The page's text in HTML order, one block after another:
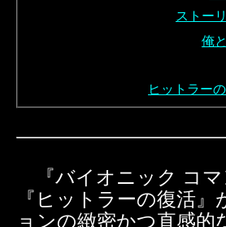
ストー
俺
ヒットラー
『バイオニック コマ
『ヒットラーの復活
ョンの緻密かつ直感的